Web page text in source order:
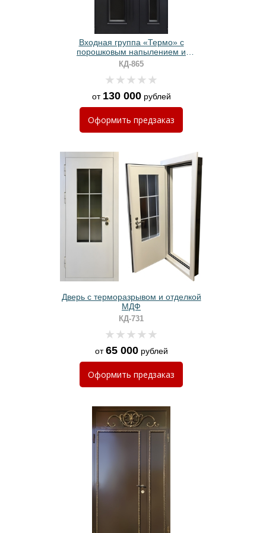
Входная группа «Термо» с
порошковым напылением и
стеклом
КД-865
от 130 000рублей
Оформить предзаказ
Дверь с терморазрывом и отделкой
МДФ
КД-731
от65 000рублей
Оформить предзаказ